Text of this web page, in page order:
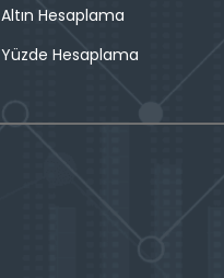
Altın Hesaplama
Yüzde Hesaplama